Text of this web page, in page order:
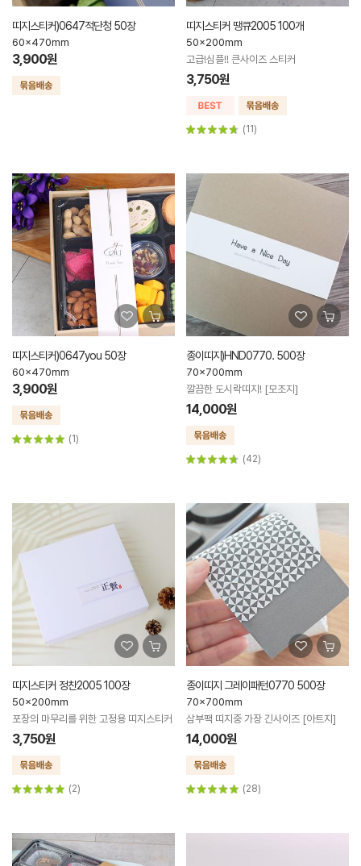
띠지스티커)0647적단청 50장
60x470mm
3,900원
띠지스티커 땡큐2005 100개
50x200mm
고급!심플!! 큰사이즈 스티커
3,750원
(11)
띠지스티커)0647you 50장
60x470mm
3,900원
(1)
종이띠지)HND0770. 500장
70x700mm
깔끔한 도시락띠지! [모조지]
14,000원
(42)
띠지스티커 정찬2005 100장
50x200mm
포장의 마무리를 위한 고정용 띠지스티커
3,750원
(2)
종이띠지 그레이패턴0770 500장
70x700mm
삼부팩 띠지중 가장 긴사이즈 [아트지]
14,000원
(28)